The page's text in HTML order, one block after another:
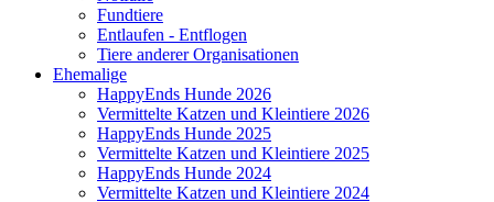
Fundtiere
Entlaufen - Entflogen
Tiere anderer Organisationen
Ehemalige
HappyEnds Hunde 2026
Vermittelte Katzen und Kleintiere 2026
HappyEnds Hunde 2025
Vermittelte Katzen und Kleintiere 2025
HappyEnds Hunde 2024
Vermittelte Katzen und Kleintiere 2024